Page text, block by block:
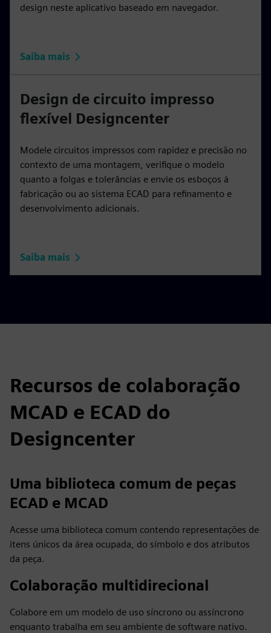
design neste aplicativo baseado em navegador.
Saiba mais
Design de circuito impresso
flexível Designcenter
Modele circuitos impressos com rapidez e precisão no
contexto de uma montagem, verifique o modelo
quanto a folgas e tolerâncias e envie os esboços à
fabricação ou ao sistema ECAD para refinamento e
desenvolvimento adicionais.
Saiba mais
Recursos de colaboração
MCAD e ECAD do
Designcenter
Uma biblioteca comum de peças
ECAD e MCAD
Acesse uma biblioteca comum contendo representações de
itens únicos da área ocupada, do símbolo e dos atributos
da peça.
Colaboração multidirecional
Colabore em um modelo de uso síncrono ou assíncrono
enquanto trabalha em seu ambiente de software nativo.